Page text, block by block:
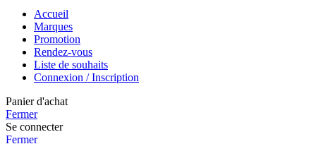
Accueil
Marques
Promotion
Rendez-vous
Liste de souhaits
Connexion / Inscription
Panier d'achat
Fermer
Se connecter
Fermer